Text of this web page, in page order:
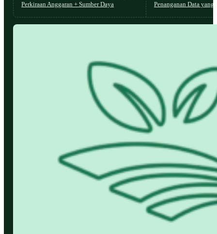
Perkiraan Anggaran + Sumber Daya
Penanganan Data yang